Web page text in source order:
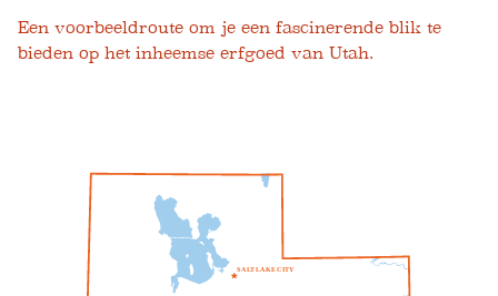
Een voorbeeldroute om je een fascinerende blik te
bieden op het inheemse erfgoed van Utah.
SALTLAKECITY